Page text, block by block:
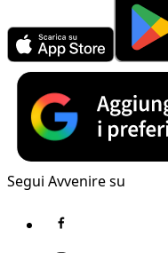
Segui Avvenire su